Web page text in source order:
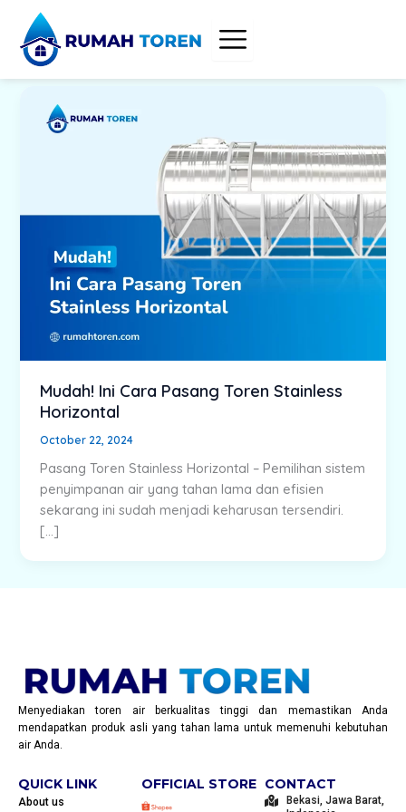
content
Mudah! Ini Cara Pasang Toren Stainless
Horizontal
October 22, 2024
Pasang Toren Stainless Horizontal – Pemilihan sistem
penyimpanan air yang tahan lama dan efisien
sekarang ini sudah menjadi keharusan tersendiri.
[…]
Menyediakan toren air berkualitas tinggi dan memastikan Anda
mendapatkan produk asli yang tahan lama untuk memenuhi kebutuhan
air Anda.
QUICK LINK
About us
OFFICIAL STORE CONTACT
Bekasi, Jawa Barat,